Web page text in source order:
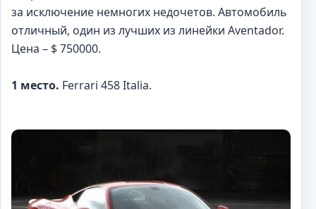
за исключение немногих недочетов. Автомобиль
отличный, один из лучших из линейки Aventador.
Цена – $ 750000.
1 место. Ferrari 458 Italia.